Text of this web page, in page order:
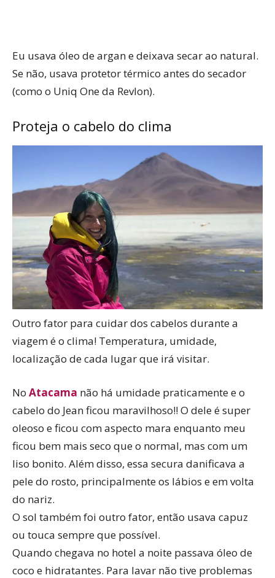
Eu usava óleo de argan e deixava secar ao natural.
Se não, usava protetor térmico antes do secador
(como o Uniq One da Revlon).
Proteja o cabelo do clima
Outro fator para cuidar dos cabelos durante a
viagem é o clima! Temperatura, umidade,
localização de cada lugar que irá visitar.
No Atacama não há umidade praticamente e o
cabelo do Jean ficou maravilhoso!! O dele é super
oleoso e ficou com aspecto mara enquanto meu
ficou bem mais seco que o normal, mas com um
liso bonito. Além disso, essa secura danificava a
pele do rosto, principalmente os lábios e em volta
do nariz.
O sol também foi outro fator, então usava capuz
ou touca sempre que possível.
Quando chegava no hotel a noite passava óleo de
coco e hidratantes. Para lavar não tive problemas